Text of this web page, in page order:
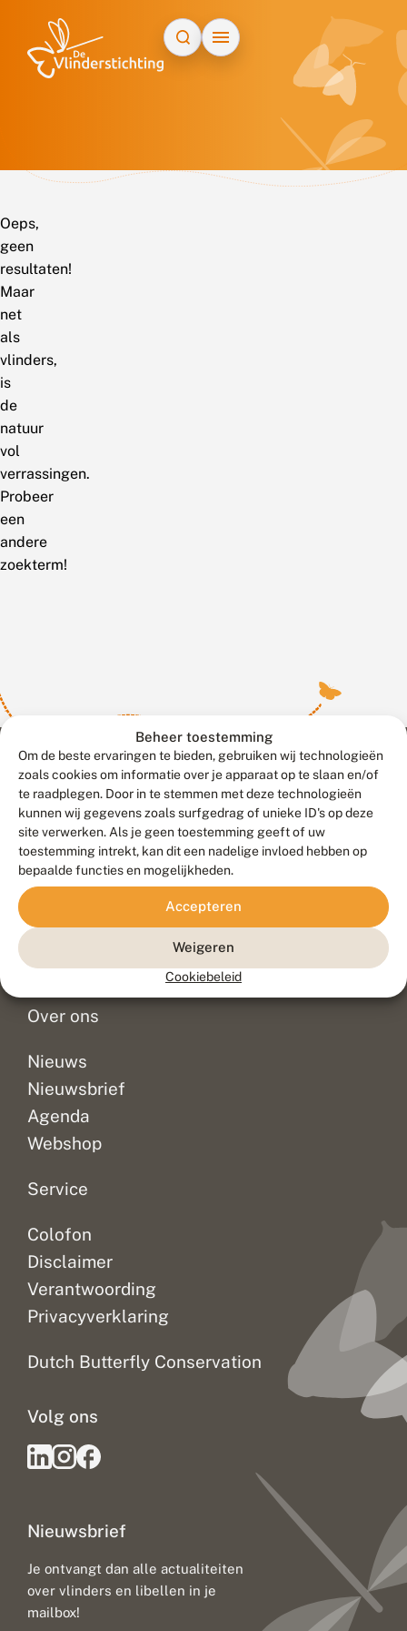
Beheer toestemming
Om de beste ervaringen te bieden, gebruiken wij technologieën
zoals cookies om informatie over je apparaat op te slaan en/of
te raadplegen. Door in te stemmen met deze technologieën
kunnen wij gegevens zoals surfgedrag of unieke ID's op deze
site verwerken. Als je geen toestemming geeft of uw
toestemming intrekt, kan dit een nadelige invloed hebben op
bepaalde functies en mogelijkheden.
Accepteren
Weigeren
Cookiebeleid
Oeps,
geen
resultaten!
Maar
net
als
vlinders,
is
de
natuur
vol
verrassingen.
Probeer
een
andere
zoekterm!
Contact
Veelgestelde vragen
Doneer
Over ons
Nieuws
Nieuwsbrief
Agenda
Webshop
Service
Colofon
Disclaimer
Verantwoording
Privacyverklaring
Dutch Butterfly Conservation
Nieuwsbrief
Je ontvangt dan alle actualiteiten
over vlinders en libellen in je
mailbox!
Volg ons
Meld waarnemingen© 2026 Vlinderstichting
Duurzaam ontwikkeld door
Go2People
, ontworpen door
Blue Field Agency
Privacy
Disclaimer
Sitemap